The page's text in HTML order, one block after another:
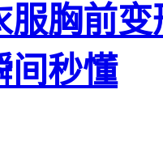
服胸前
间秒懂